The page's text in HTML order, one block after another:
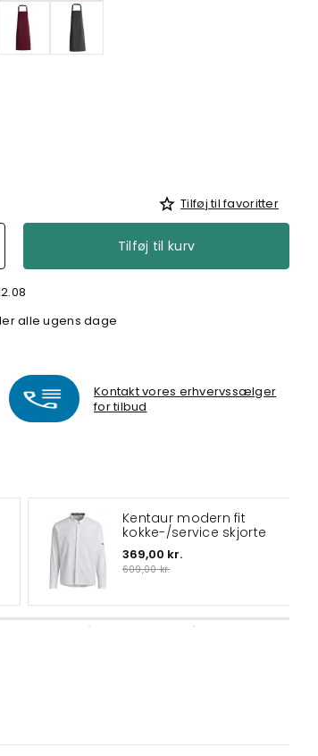
Tilføj til favoritter
Tilføj til kurv
alle ugens dage
Kontakt vores erhvervssælger
for tilbud
Kentaur modern fit
kokke-/service skjorte
369,00 kr.
609,00 kr.